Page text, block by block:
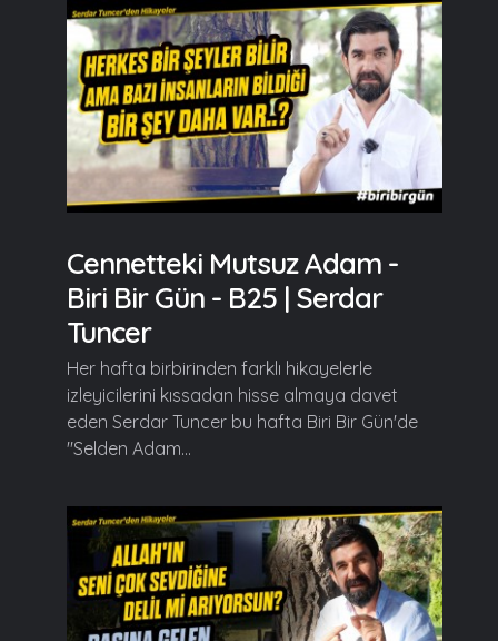
Cennetteki Mutsuz Adam -
Biri Bir Gün - B25 | Serdar
Tuncer
Her hafta birbirinden farklı hikayelerle
izleyicilerini kıssadan hisse almaya davet
eden Serdar Tuncer bu hafta Biri Bir Gün'de
"Selden Adam...